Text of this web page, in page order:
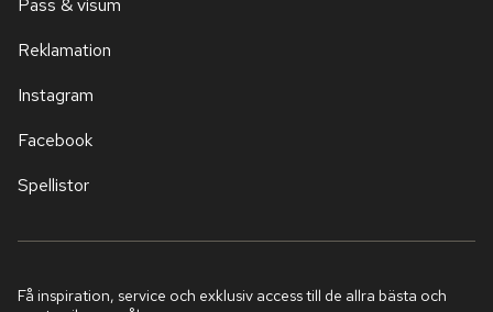
Pass & visum
Reklamation
Instagram
Facebook
Spellistor
Få inspiration, service och exklusiv access till de allra bästa och